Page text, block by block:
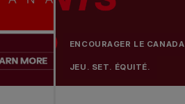
ENCOURAGER LE CANADA
JEU. SET. ÉQUITÉ.